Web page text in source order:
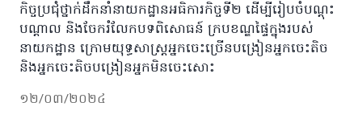
កិច្ចប្រជុំថ្នាក់ដឹកនាំនាយកដ្ឋានអធិការកិច្ចទី២ ដើម្បីរៀបចំបណ្តុះ
បណ្តាល និងចែករំលែកបទពិសោធន៍ ក្របខណ្ឌផ្ទៃក្នុងរបស់
នាយកដ្ឋាន ក្រោមយុទ្ធសាស្ត្រអ្នកចេះច្រើនបង្រៀនអ្នកចេះតិច
និងអ្នកចេះតិចបង្រៀនអ្នកមិនចេះសោះ
១២/០៣/២០២៤